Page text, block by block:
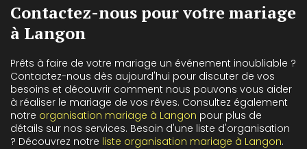
Contactez-nous pour votre mariage
à Langon
Prêts à faire de votre mariage un événement inoubliable ?
Contactez-nous dès aujourd'hui pour discuter de vos
besoins et découvrir comment nous pouvons vous aider
à réaliser le mariage de vos rêves. Consultez également
notre organisation mariage à Langon pour plus de
détails sur nos services. Besoin d'une liste d'organisation
? Découvrez notre liste organisation mariage à Langon.